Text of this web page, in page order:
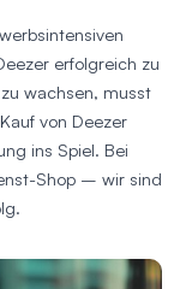
erfolgreich zu
wachsen, musst
von Deezer
ins Spiel. Bei
Shop – wir sind